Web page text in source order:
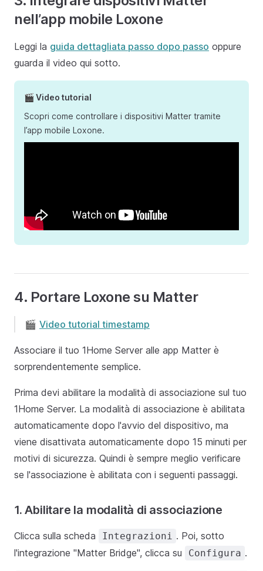
nell’app mobile Loxone
Leggi la guida dettagliata passo dopo passo oppure
guarda il video qui sotto.
🎬 Video tutorial
Scopri come controllare i dispositivi Matter tramite
l’app mobile Loxone.
4. Portare Loxone su Matter
🎬 Video tutorial timestamp
Associare il tuo 1Home Server alle app Matter è
sorprendentemente semplice.
Prima devi abilitare la modalità di associazione sul tuo
1Home Server. La modalità di associazione è abilitata
automaticamente dopo l'avvio del dispositivo, ma
viene disattivata automaticamente dopo 15 minuti per
motivi di sicurezza. Quindi è sempre meglio verificare
se l'associazione è abilitata con i seguenti passaggi.
1. Abilitare la modalità di associazione
Clicca sulla scheda Integrazioni . Poi, sotto
l'integrazione "Matter Bridge", clicca su
Configura .